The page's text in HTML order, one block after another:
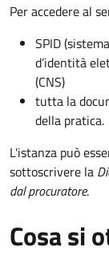
Per accedere al
SPID
d’identità
(CNS)
tutta la
della pratica.
L'istanza può
sottoscrivere la
dal procuratore.
Cosa si